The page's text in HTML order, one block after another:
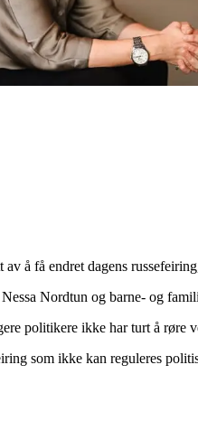
å få endret dagens
Nordtun og barne- og
politikere ikke har turt å røre
som ikke kan reguleres